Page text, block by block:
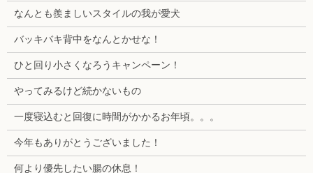
なんとも羨ましいスタイルの我が愛犬
バッキバキ背中をなんとかせな！
ひと回り小さくなろうキャンペーン！
やってみるけど続かないもの
一度寝込むと回復に時間がかかるお年頃。。。
今年もありがとうございました！
何より優先したい腸の休息！